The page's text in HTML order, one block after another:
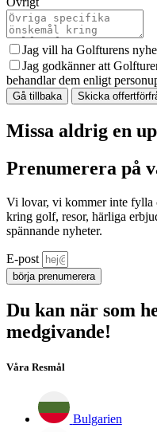
Jag vill ha Golfturens
Jag godkänner att
behandlar dem enligt
Gå tillbaka Skicka
Missa aldrig en
Prenumerera på
Vi lovar, vi kommer inte fylla
kring golf, resor, härliga
spännande nyheter.
E-post
börja prenumerera
Du kan när som
medgivande!
Våra Resmål
Bulgarien